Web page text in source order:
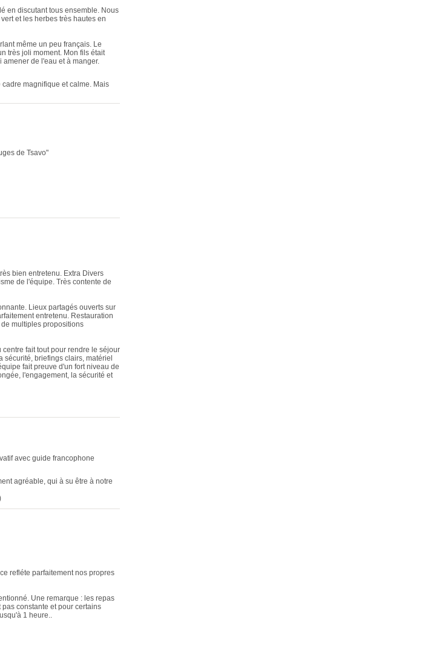
en discutant tous ensemble. Nous
et les herbes très hautes en
même un peu français. Le
très joli moment. Mon fils était
de l'eau et à manger.
magnifique et calme. Mais
de Tsavo"
bien entretenu. Extra Divers
de l'équipe. Très contente de
Lieux partagés ouverts sur
entretenu. Restauration
multiples propositions
fait tout pour rendre le séjour
briefings clairs, matériel
fait preuve d'un fort niveau de
l'engagement, la sécurité et
avec guide francophone
agréable, qui à su être à notre
refléte parfaitement nos propres
Une remarque : les repas
constante et pour certains
1 heure..